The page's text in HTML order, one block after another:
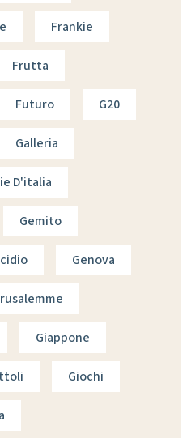
Frankie
Frutta
Futuro G20
Galleria
D'italia
Gemito
Genova
Giappone
Giochi